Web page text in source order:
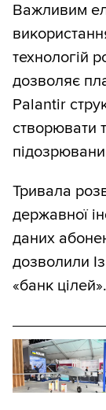
Важливим
технологій
дозволяє
Palantir
створювати
Тривала
державної
даних
дозволили
«банк цілей».